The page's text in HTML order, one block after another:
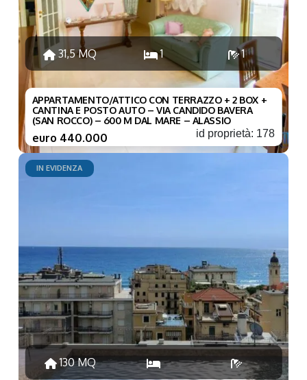
31,5 MQ 1 1
APPARTAMENTO/ATTICO CON TERRAZZO + 2 BOX +
CANTINA E POSTO AUTO – VIA CANDIDO BAVERA
(SAN ROCCO) – 600 M DAL MARE – ALASSIO
id proprietà: 178
euro 440.000
IN EVIDENZA
130 MQ